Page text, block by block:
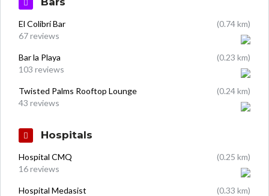
El Colibrí Bar
(0.74 km)
67 reviews
Bar la Playa
(0.23 km)
103 reviews
Twisted Palms Rooftop Lounge
(0.24 km)
43 reviews
Hospitals
Hospital CMQ
(0.25 km)
16 reviews
Hospital Medasist
(0.33 km)